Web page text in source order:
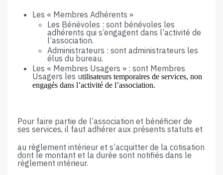
Les « Membres Adhérents » ​
Les Bénévoles : sont bénévoles les
adhérents qui s’engagent dans l’activité de
l’association.
Administrateurs : sont administrateurs les
élus du bureau.
Les « Membres Usagers » : sont Membres
Usagers les utilisateurs temporaires de services, non
engagés dans l’activité de l’association.
Pour faire partie de l’association et bénéficier de
ses services, il faut adhérer aux présents statuts et
au règlement intérieur et s’acquitter de la cotisation
dont le montant et la durée sont notifiés dans le
règlement intérieur.